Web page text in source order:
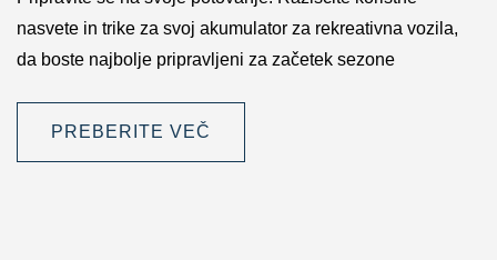
nasvete in trike za svoj akumulator za rekreativna vozila,
da boste najbolje pripravljeni za začetek sezone
PREBERITE VEČ